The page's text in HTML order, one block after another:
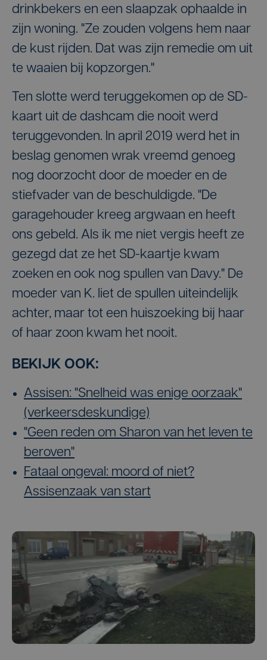
drinkbekers en een slaapzak ophaalde in
zijn woning. "Ze zouden volgens hem naar
de kust rijden. Dat was zijn remedie om uit
te waaien bij kopzorgen."
Ten slotte werd teruggekomen op de SD-
kaart uit de dashcam die nooit werd
teruggevonden. In april 2019 werd het in
beslag genomen wrak vreemd genoeg
nog doorzocht door de moeder en de
stiefvader van de beschuldigde. "De
garagehouder kreeg argwaan en heeft
ons gebeld. Als ik me niet vergis heeft ze
gezegd dat ze het SD-kaartje kwam
zoeken en ook nog spullen van Davy." De
moeder van K. liet de spullen uiteindelijk
achter, maar tot een huiszoeking bij haar
of haar zoon kwam het nooit.
BEKIJK OOK:
Assisen: "Snelheid was enige oorzaak"
(verkeersdeskundige)
"Geen reden om Sharon van het leven te
beroven"
Fataal ongeval: moord of niet?
Assisenzaak van start